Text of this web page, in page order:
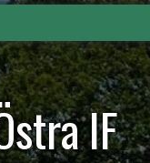
IF